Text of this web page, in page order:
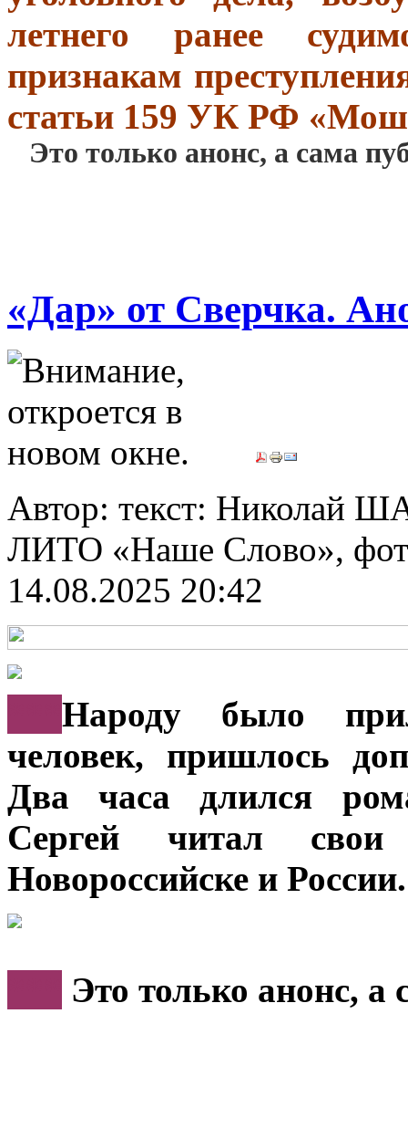
летнего ранее
признакам
статьи 159 УК РФ
Это только анонс, а сама
«Дар» от Сверчка.
Автор: текст: Николай
ЛИТО «Наше Слово»,
14.08.2025 20:42
Народу было
человек, пришлось
Два часа длился
Сергей читал
Новороссийске и
Это только анонс, а